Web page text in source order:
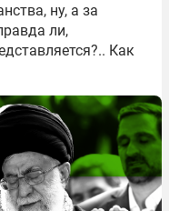
ну, а за
ли,
Как